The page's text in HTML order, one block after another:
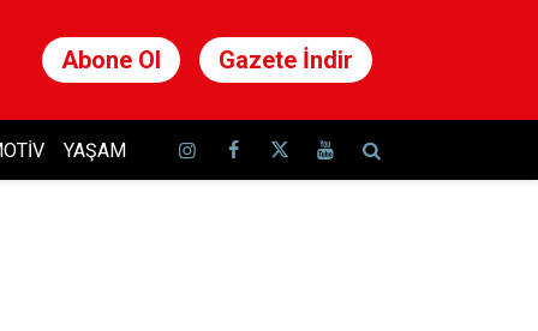
Abone Ol Gazete İndir
YAŞAM